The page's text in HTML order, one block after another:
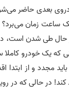
ساعت زمان
طی شدن است،
حالی که در رویکرد قبلی